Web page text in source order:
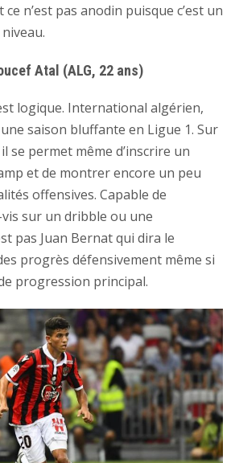
n’est pas anodin puisque c’est un
Atal (ALG, 22 ans)
logique. International algérien,
saison bluffante en Ligue 1. Sur
se permet même d’inscrire un
et de montrer encore un peu
offensives. Capable de
sur un dribble ou une
pas Juan Bernat qui dira le
progrès défensivement même si
progression principal.